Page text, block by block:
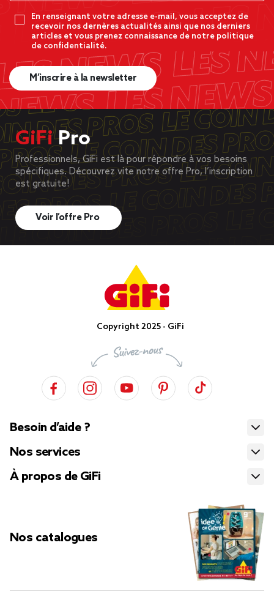
En renseignant votre adresse e-mail, vous acceptez de
recevoir nos dernères actualités ainsi que nos derniers
articles et vous prenez connaissance de notre politique
de confidentialité.
M’inscrire à la newsletter
GiFiPro
Professionnels, GiFi est là pour répondre à vos besoins
spécifiques. Découvrez vite notre offre Pro, l’inscription
est gratuite!
Voir l’offre Pro
Copyright 2025 - GiFi
Besoin d’aide ?
Nos services
À propos de GiFi
Nos catalogues